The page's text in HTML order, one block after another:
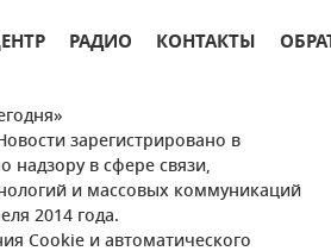
РАДИО КОНТАКТЫ
зарегистрировано в
надзору в сфере связи,
и массовых коммуникаций
2014 года.
Cookie и автоматического